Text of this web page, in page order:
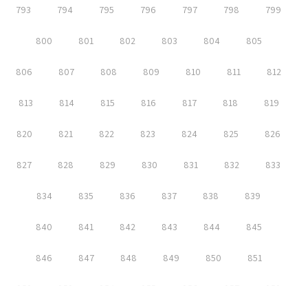
793 794 795 796 797 798 799
800 801 802 803 804 805
806 807 808 809 810 811 812
813 814 815 816 817 818 819
820 821 822 823 824 825 826
827 828 829 830 831 832 833
834 835 836 837 838 839
840 841 842 843 844 845
846 847 848 849 850 851